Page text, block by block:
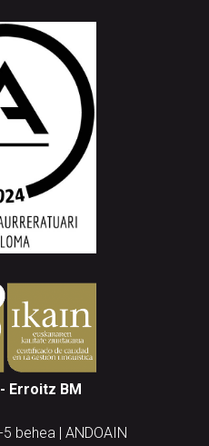
Erroitz BM
behea | ANDOAIN